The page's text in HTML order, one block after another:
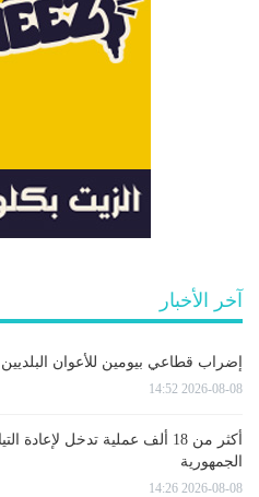
آخر الأخبار
إضراب قطاعي بيومين للأعوان البلديين
2026-08-08 14:52
أكثر من 18 ألف عملية تدخل
الجمهورية
2026-08-08 14:26